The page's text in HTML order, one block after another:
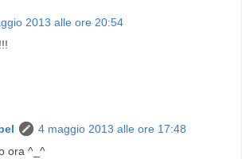
2013 alle ore 20:54
4 maggio 2013 alle ore 17:48
ora ^_^